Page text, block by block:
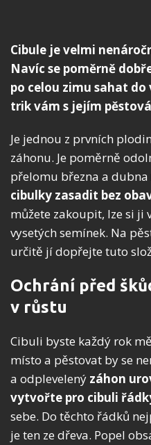
Cibule je velmi
Navíc se poměrně
po celou zimu sahat
trik vám s jejím
Je jednou z prvních
záhonu. Je poměrně
přelomu března a dubna
cibulky zasadit bez
můžete zakoupit, lze si ji
vysetých semínek. Na
určitě jí dopřejte tuto
Ochrání před
v růstu
Cibuli byste každý rok
místo a pěstovat by se
a odplevelený záhon
vytvořte pro cibuli
sebe. Do těchto řádků
je ten ze dřeva. Popel